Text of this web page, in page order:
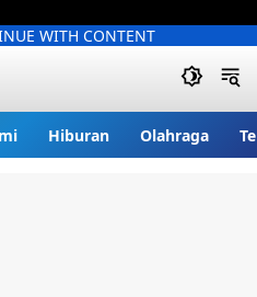
WITH CONTENT
Hiburan Olahraga